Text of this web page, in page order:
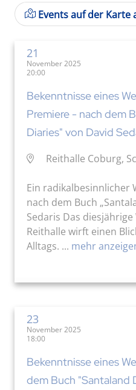
Events auf der Karte
21
November 2025
20:00
Bekenntnisse eines
Premiere - nach dem
Diaries" von David
Reithalle Coburg,
Ein radikalbesinnlicher
nach dem Buch
Sedaris Das
Reithalle wirft einen
Alltags. ... mehr
23
November 2025
18:00
Bekenntnisse eines
dem Buch "Santaland